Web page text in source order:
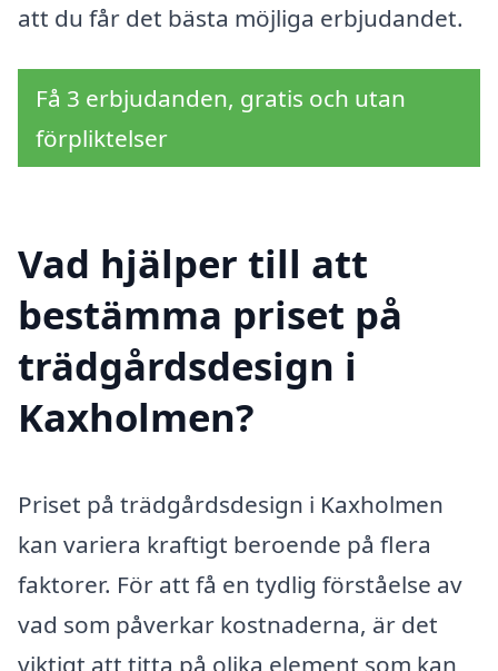
att du får det bästa möjliga erbjudandet.
Få 3 erbjudanden, gratis och utan
förpliktelser
Vad hjälper till att
bestämma priset på
trädgårdsdesign i
Kaxholmen?
Priset på trädgårdsdesign i Kaxholmen
kan variera kraftigt beroende på flera
faktorer. För att få en tydlig förståelse av
vad som påverkar kostnaderna, är det
viktigt att titta på olika element som kan